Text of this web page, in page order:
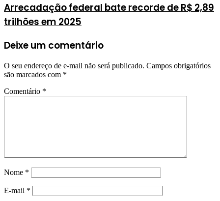
Arrecadação federal bate recorde de R$ 2,89
trilhões em 2025
Deixe um comentário
O seu endereço de e-mail não será publicado. Campos obrigatórios
são marcados com *
Comentário *
Nome *
E-mail *